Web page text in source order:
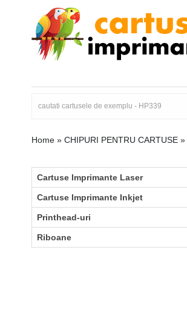
Home » CHIPURI PENTRU CARTUSE »
Cartuse Imprimante Laser
Cartuse Imprimante Inkjet
Printhead-uri
Riboane